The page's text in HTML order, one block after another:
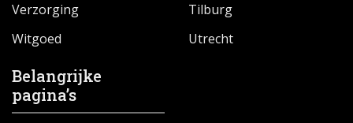
Verzorging
Witgoed
Tilburg
Utrecht
Belangrijke
pagina’s